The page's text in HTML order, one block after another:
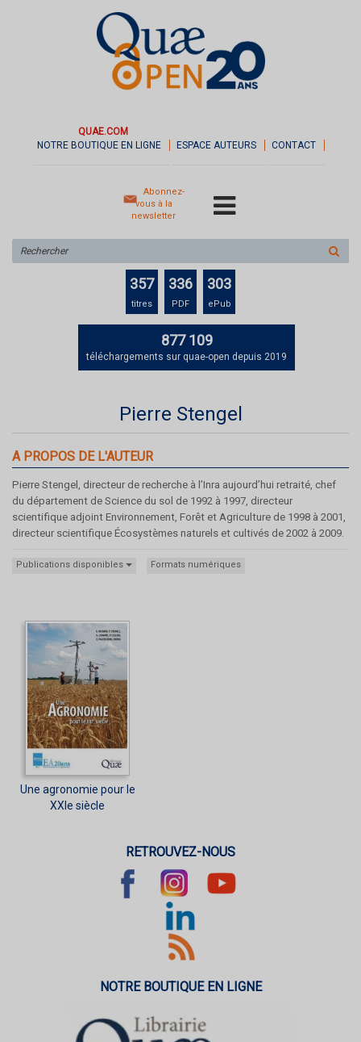
QUAE.COM
NOTRE BOUTIQUE EN LIGNE
ESPACE AUTEURS CONTACT
Abonnez-
vous à la
newsletter
sur
le
357
titres
336
PDF
303
ePub
877 109
téléchargements sur quae-open depuis 2019
Pierre Stengel
A PROPOS DE L'AUTEUR
Pierre Stengel, directeur de recherche à l’Inra aujourd’hui retraité, chef
du département de Science du sol de 1992 à 1997, directeur
scientifique adjoint Environnement, Forêt et Agriculture de 1998 à 2001,
directeur scientifique Écosystèmes naturels et cultivés de 2002 à 2009.
Publications disponibles Formats numériques
Une agronomie pour le
XXIe siècle
RETROUVEZ-NOUS
NOTRE BOUTIQUE EN LIGNE